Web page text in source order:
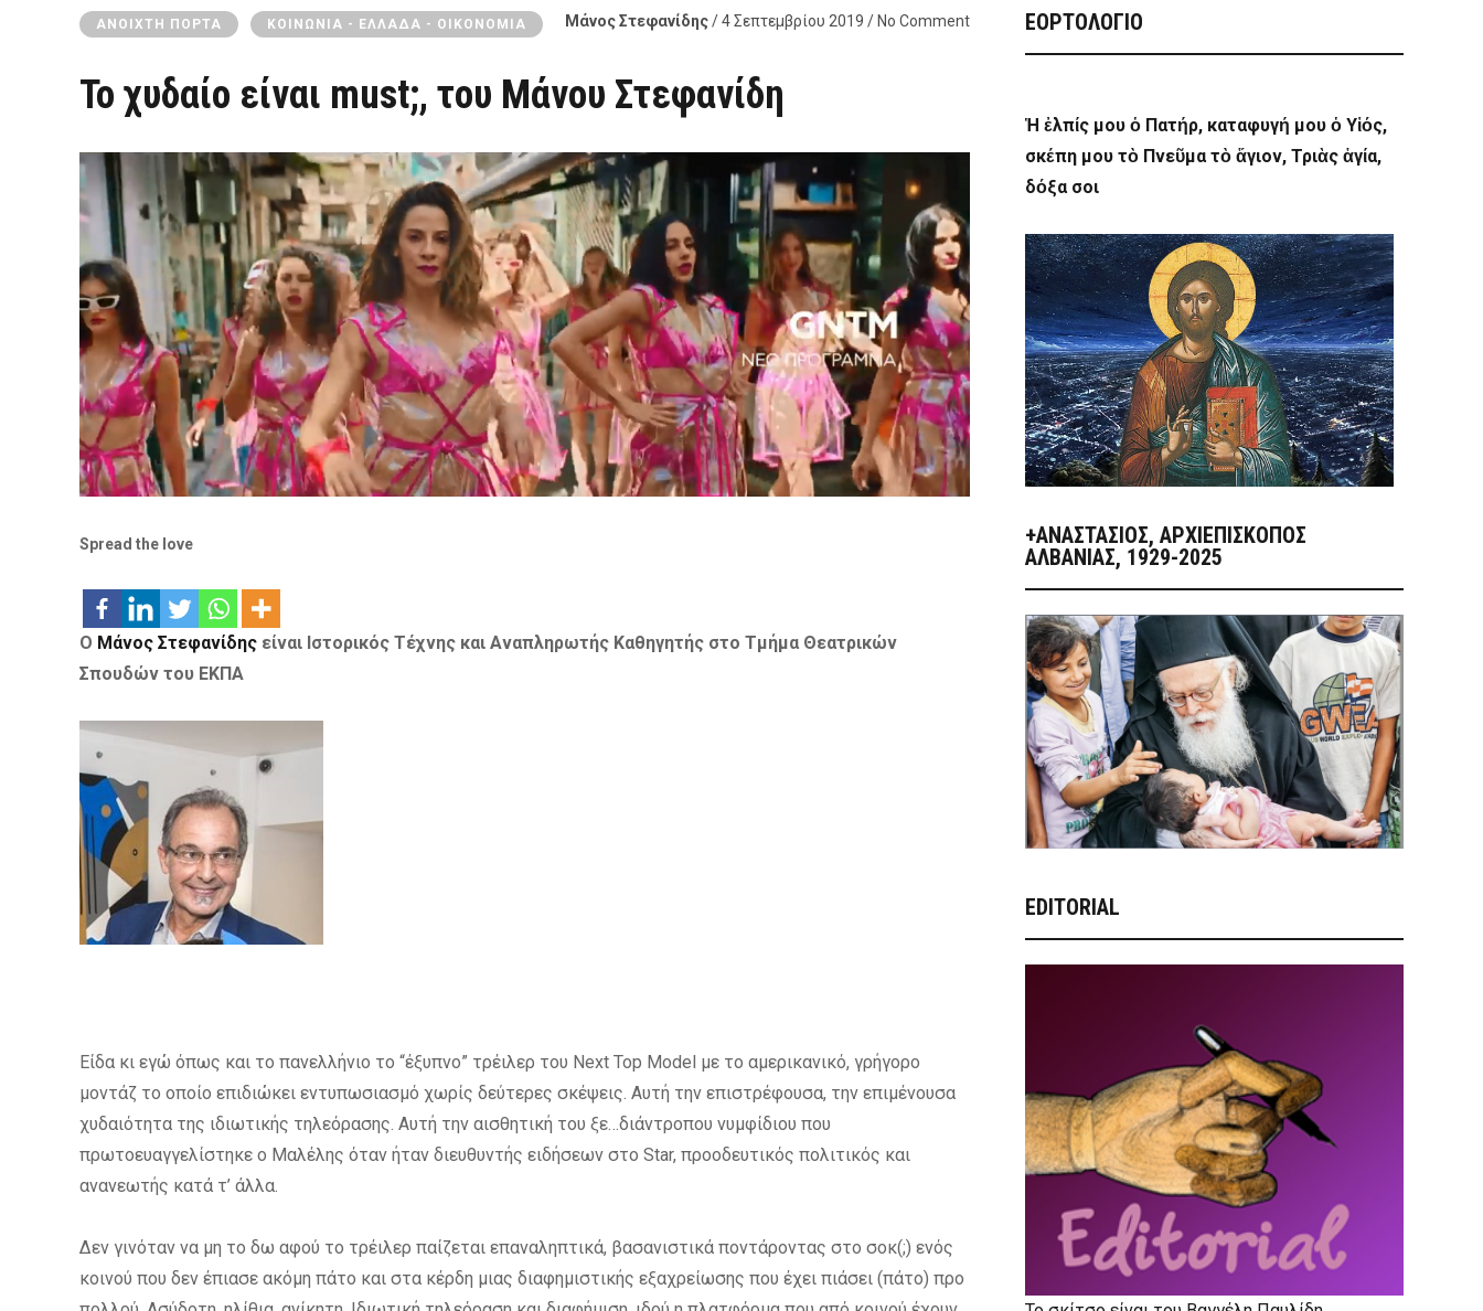
ΑΝΟΙΧΤΉ ΠΌΡΤΑ ΚΟΙΝΩΝΊΑ - ΕΛΛΆΔΑ - ΟΙΚΟΝΟΜΊΑ Μάνος Στεφανίδης/ 4 Σεπτεμβρίου 2019 / No Comment
Το χυδαίο είναι must;, του Μάνου Στεφανίδη
Spread the love
Ο Μάνος Στεφανίδης είναι Ιστορικός Τέχνης και Αναπληρωτής Καθηγητής στο Τμήμα Θεατρικών
Σπουδών του ΕΚΠΑ
Είδα κι εγώ όπως και το πανελλήνιο το “έξυπνο” τρέιλερ του Next Top Model με το αμερικανικό, γρήγορο
μοντάζ το οποίο επιδιώκει εντυπωσιασμό χωρίς δεύτερες σκέψεις. Αυτή την επιστρέφουσα, την επιμένουσα
χυδαιότητα της ιδιωτικής τηλεόρασης. Αυτή την αισθητική του ξε…διάντροπου νυμφίδιου που
πρωτοευαγγελίστηκε ο Μαλέλης όταν ήταν διευθυντής ειδήσεων στο Star, προοδευτικός πολιτικός και
ανανεωτής κατά τ’ άλλα.
Δεν γινόταν να μη το δω αφού το τρέιλερ παίζεται επαναληπτικά, βασανιστικά ποντάροντας στο σοκ(;) ενός
κοινού που δεν έπιασε ακόμη πάτο και στα κέρδη μιας διαφημιστικής εξαχρείωσης που έχει πιάσει (πάτο) προ
ΕΟΡΤΟΛΟΓΙΟ
Ἡ ἐλπίς μου ὁ Πατήρ, καταφυγή μου ὁ Υἱός,
σκέπη μου τὸ Πνεῦμα τὸ ἅγιον, Τριὰς ἁγία,
δόξα σοι
+ΑΝΑΣΤΆΣΙΟΣ, ΑΡΧΙΕΠΊΣΚΟΠΟΣ
ΑΛΒΑΝΊΑΣ, 1929-2025
EDITORIAL